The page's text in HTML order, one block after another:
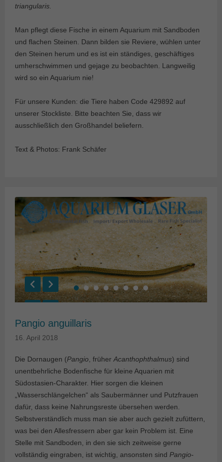
triangularis.
Man pflegt diese Fische in einem Aquarium mit Sandboden
und flachen Steinen. Dann bilden sie Reviere, wühlen unter
den Steinen herum und es ist ein ständiges, geschäftiges
umherschwimmen und gejage zu beobachten. Langweilig
wird so ein Aquarium nie!
Für unsere Kunden: die Tiere haben Code 429892 auf
unserer Stockliste. Bitte beachten Sie, dass wir
ausschließlich den Großhandel beliefern.
Text & Photos: Frank Schäfer
Pangio anguillaris
16. April 2018
Die Dornaugen (Pangio , früher Acanthophthalmus) sind
unentbehrliche Bodenfische für kleine Aquarien mit
Südostasien-Charakter. Hier sorgen die kleinen
„Wasserschlängelchen“ als Saubermänner und Putzfrauen
dafür, dass keine Nahrungsreste übersehen werden.
Selbstverständlich muss man sie aber auch gezielt zufüttern,
was bei den Allesfressern aber gar kein Problem ist. Eine
Stelle mit Sandboden, in den sie sich zeitweise gerne
vollständig eingraben, ist wichtig, ansonsten sind Pangio-